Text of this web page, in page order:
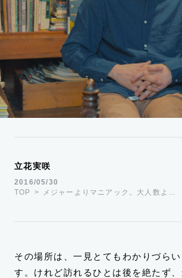
立花実咲
2016/05/30
TOP
メジャーよりマニアック。大人数よ…
その場所は、一見とてもわかりづら
す。けれど訪れるひとは後を絶たず
灯台もと暮らしとは？
お問い合わせ
利用規約
個人情報保護方針
運営会社